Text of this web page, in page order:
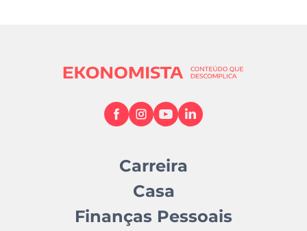
Carreira
Casa
Finanças Pessoais